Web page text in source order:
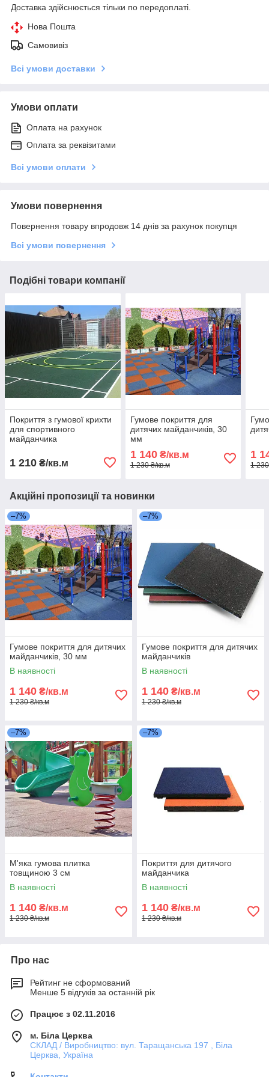
Доставка здійснюється тільки по передоплаті.
Нова Пошта
Самовивіз
Всі умови доставки
Умови оплати
Оплата на рахунок
Оплата за реквізитами
Всі умови оплати
Умови повернення
Повернення товару впродовж 14 днів за рахунок покупця
Всі умови повернення
Подібні товари компанії
Покриття з гумової крихти
для спортивного
майданчика
1 210 ₴/кв.м
Гумове покриття для
дитячих майданчиків, 30
мм
1 140₴/кв.м
1 230 ₴/кв.м
1
1
Акційні пропозиції та новинки
–7%
Гумове покриття для дитячих
майданчиків, 30 мм
В наявності
1 140 ₴/кв.м
1 230 ₴/кв.м
–7%
Гумове покриття для дитячих
майданчиків
В наявності
1 140 ₴/кв.м
1 230 ₴/кв.м
–7%
М'яка гумова плитка
товщиною 3 см
В наявності
1 140 ₴/кв.м
1 230 ₴/кв.м
–7%
Покриття для дитячого
майданчика
В наявності
1 140 ₴/кв.м
1 230 ₴/кв.м
Про нас
Рейтинг не сформований
Менше 5 відгуків за останній рік
Працює з 02.11.2016
м. Біла Церква
СКЛАД / Виробництво: вул. Таращанська 197 , Біла
Церква, Україна